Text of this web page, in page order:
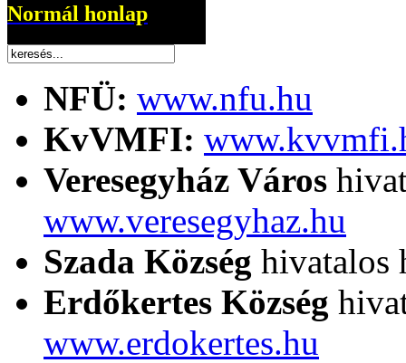
Normál honlap
NFÜ: www.nfu.hu
KvVMFI:
Veresegyház Város
www.veresegyhaz.hu
Szada Község hivatalos
Erdőkertes Község
www.erdokertes.hu